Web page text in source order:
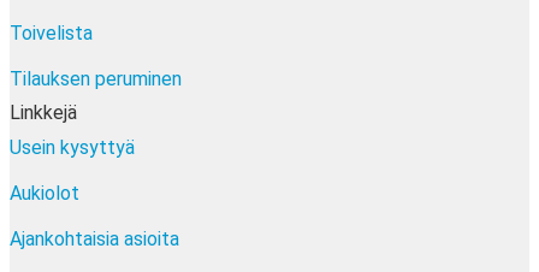
Toivelista
Tilauksen peruminen
Linkkejä
Usein kysyttyä
Aukiolot
Ajankohtaisia asioita